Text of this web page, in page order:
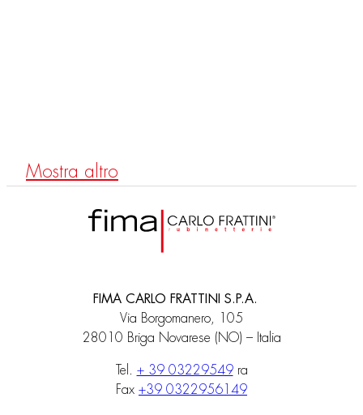
Mostra altro
FIMA CARLO FRATTINI S.P.A.
Via Borgomanero, 105
28010 Briga Novarese (NO) – Italia
Tel. + 39 03229549ra
Fax +39 0322956149